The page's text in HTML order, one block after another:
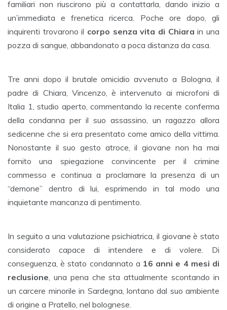
familiari non riuscirono più a contattarla, dando inizio a
un’immediata e frenetica ricerca. Poche ore dopo, gli
inquirenti trovarono il corpo senza vita di Chiara in una
pozza di sangue, abbandonato a poca distanza da casa.
Tre anni dopo il brutale omicidio avvenuto a Bologna, il
padre di Chiara, Vincenzo, è intervenuto ai microfoni di
Italia 1, studio aperto, commentando la recente conferma
della condanna per il suo assassino, un ragazzo allora
sedicenne che si era presentato come amico della vittima.
Nonostante il suo gesto atroce, il giovane non ha mai
fornito una spiegazione convincente per il crimine
commesso e continua a proclamare la presenza di un
“demone” dentro di lui, esprimendo in tal modo una
inquietante mancanza di pentimento.
In seguito a una valutazione psichiatrica, il giovane è stato
considerato capace di intendere e di volere. Di
conseguenza, è stato condannato a 16 anni e 4 mesi di
reclusione , una pena che sta attualmente scontando in
un carcere minorile in Sardegna, lontano dal suo ambiente
di origine a Pratello, nel bolognese.